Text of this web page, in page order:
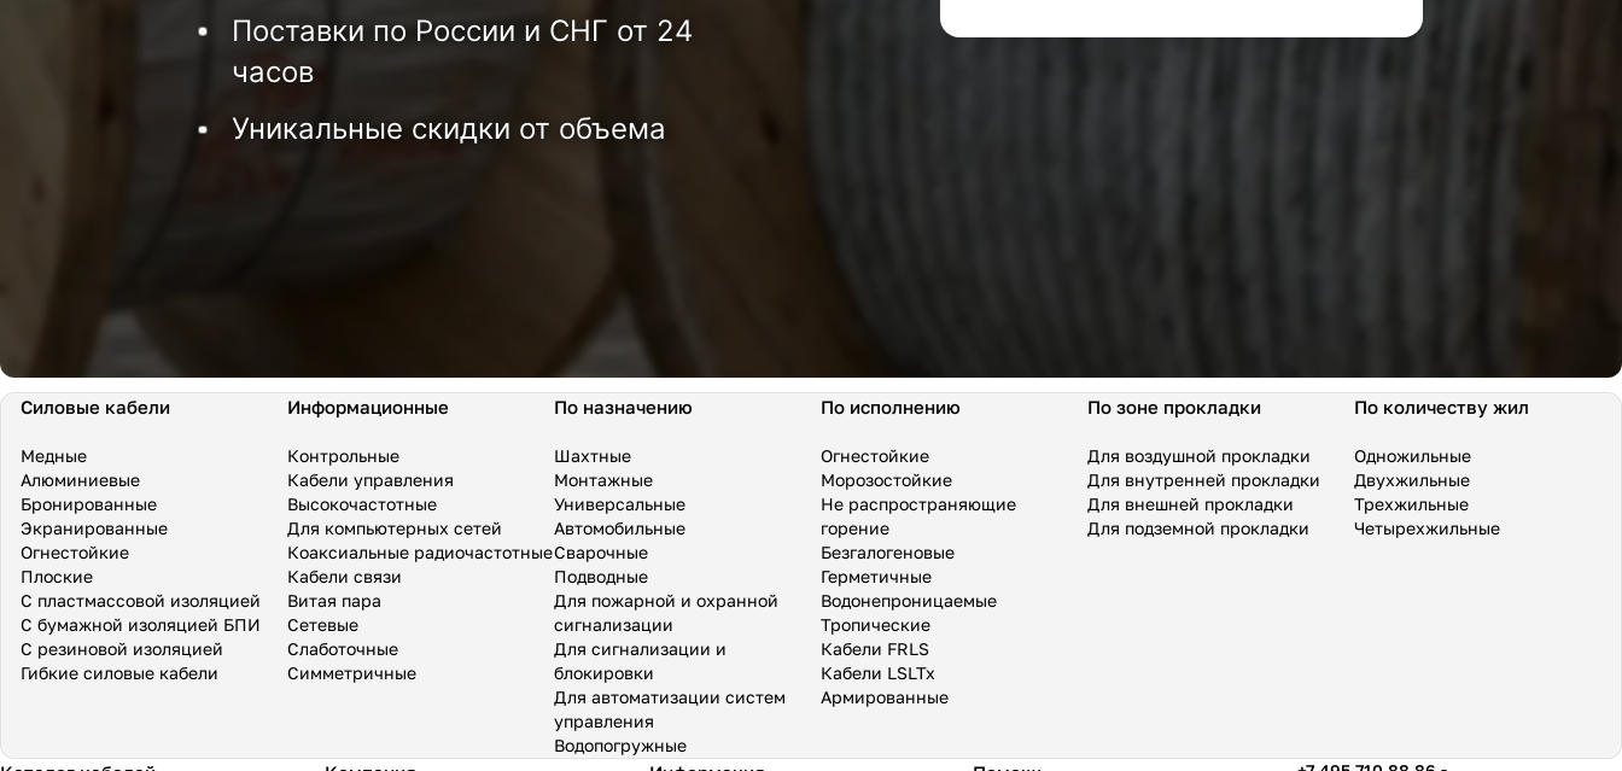
Поставки по России и СНГ от 24
часов
Уникальные скидки от объема
Силовые кабели
Медные
Алюминиевые
Бронированные
Экранированные
Огнестойкие
Плоские
С пластмассовой изоляцией
С бумажной изоляцией БПИ
С резиновой изоляцией
Гибкие силовые кабели
Информационные
Контрольные
Кабели управления
Высокочастотные
Для компьютерных сетей
Коаксиальные радиочастотные
Кабели связи
Витая пара
Сетевые
Слаботочные
Симметричные
По назначению
Шахтные
Монтажные
Универсальные
Автомобильные
Сварочные
Подводные
Для пожарной и охранной
сигнализации
Для сигнализации и
блокировки
Для автоматизации систем
управления
Водопогружные
По исполнению
Огнестойкие
Морозостойкие
Не распространяющие
горение
Безгалогеновые
Герметичные
Водонепроницаемые
Тропические
Кабели FRLS
Кабели LSLTx
Армированные
По зоне прокладки
Для воздушной прокладки
Для внутренней прокладки
Для внешней прокладки
Для подземной прокладки
По количеству жил
Одножильные
Двухжильные
Трехжильные
Четырехжильные